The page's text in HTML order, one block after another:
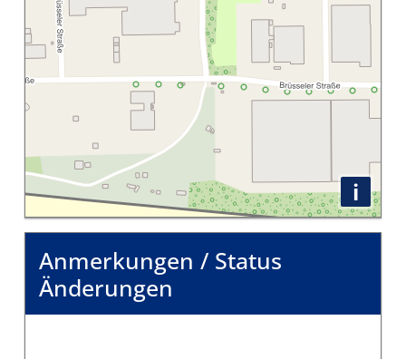
i
Anmerkungen / Status
Änderungen